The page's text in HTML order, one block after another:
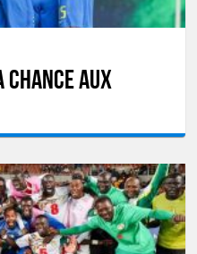
chance aux